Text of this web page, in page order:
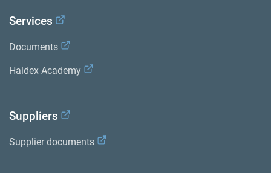
Services
Documents
Haldex Academy
Suppliers
Supplier documents